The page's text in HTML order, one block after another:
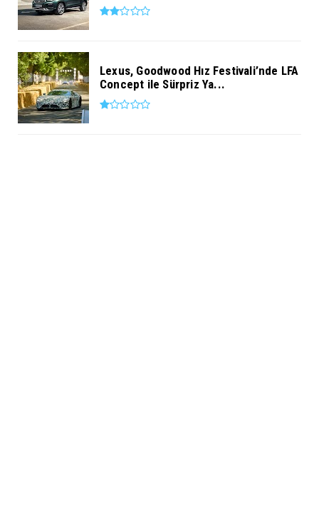
Lexus, Goodwood Hız Festivali’nde LFA
Concept ile Sürpriz Ya...